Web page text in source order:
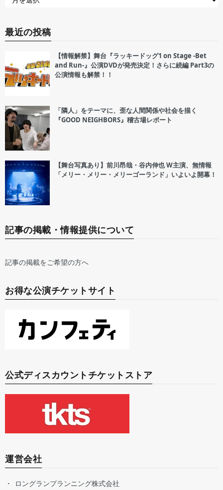
最近の投稿
【情報解禁】舞台『ラッキードッグ1 on Stage -Bet
and Run-』公演DVDが発売決定！さらに続編 Part3の
公演情報も解禁！！
「隣人」をテーマに、歪な人間関係や社会を描く
『GOOD NEIGHBORS』稽古場レポート
【舞台写真あり】前川昂哉・谷内伸也 W主演、無情報
「メリー・メリー・メリーゴーランド」いよいよ開幕！
記事の掲載・情報提供について
記事の掲載をご希望の方へ
お得な公演チケットサイト
公式ディスカウントチケットストア
運営会社
ロングランプランニング株式会社